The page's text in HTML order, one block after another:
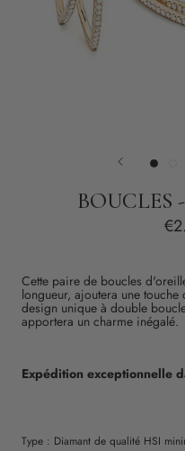
BOUCLES
Cette paire de boucles
longueur, ajoutera une touche
design unique à double
apportera un charme inégalé.
Expédition exceptionnelle
Type : Diamant de qualité HSI